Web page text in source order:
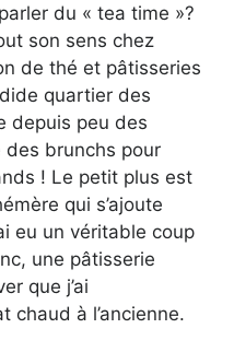
du « tea time »?
son sens chez
de thé et pâtisseries
quartier des
depuis peu des
brunchs pour
! Le petit plus est
qui s’ajoute
eu un véritable coup
une pâtisserie
que j’ai
chaud à l’ancienne.